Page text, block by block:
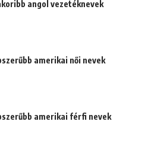
angol vezetéknevek
amerikai női nevek
amerikai férfi nevek